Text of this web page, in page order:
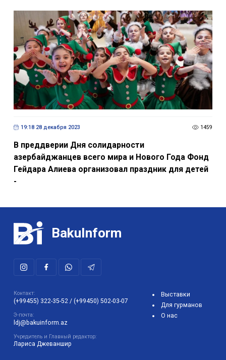
19:18 28 декабря 2023 1459
В преддверии Дня солидарности
азербайджанцев всего мира и Нового Года Фонд
Гейдара Алиева организовал праздник для детей
-
BakuInform
Контакт:
(+99455) 322-35-52/ (+99450) 502-03-07
Э-почта:
ldj@bakuinform.az
Учредитель и Главный редактор:
Лариса Джеваншир
Выставки
Для гурманов
О нас